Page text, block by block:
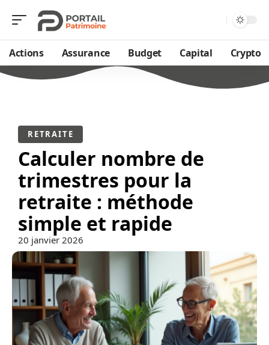
Actions Assurance Budget Capital Crypto
RETRAITE
Calculer nombre de
trimestres pour la
retraite : méthode
simple et rapide
20 janvier 2026